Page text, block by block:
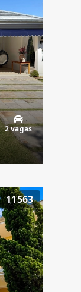
2 vagas
11563